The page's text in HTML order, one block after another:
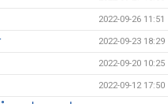
2022-09-26 11:51
2022-09-23 18:29
2022-09-20 10:25
2022-09-12 17:50